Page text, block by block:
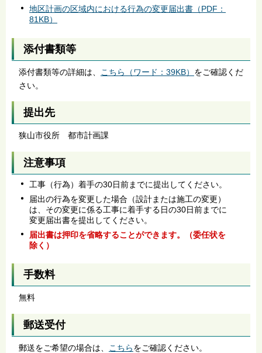
地区計画の区域内における行為の変更届出書（PDF：
81KB）
添付書類等
添付書類等の詳細は、 こちら（ワード：39KB） をご確認くだ
さい。
提出先
狭山市役所 都市計画課
注意事項
工事（行為）着手の30日前までに提出してください。
届出の行為を変更した場合（設計または施工の変更）
は、その変更に係る工事に着手する日の30日前までに
変更届出書を提出してください。
届出書は押印を省略することができます。（委任状を
除く）
手数料
無料
郵送受付
郵送をご希望の場合は、 こちらをご確認ください。